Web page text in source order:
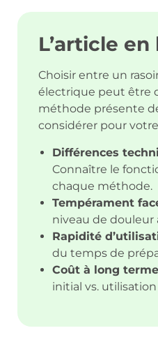
L’article
Choisir entre un
électrique peut être
méthode présente
considérer pour
Différences
Connaître le
chaque méthode.
Tempérament
niveau de douleur
Rapidité
du temps de
Coût à long
initial vs.